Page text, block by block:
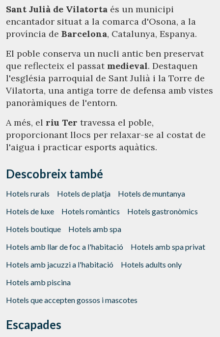
Sant Julià de Vilatorta és un municipi
encantador situat a la comarca d'Osona, a la
província de Barcelona, ​​Catalunya, Espanya.
El poble conserva un nucli antic ben preservat
que reflecteix el passat medieval. Destaquen
l'església parroquial de Sant Julià i la Torre de
Vilatorta, una antiga torre de defensa amb vistes
panoràmiques de l'entorn.
A més, el riu Ter travessa el poble,
proporcionant llocs per relaxar-se al costat de
l'aigua i practicar esports aquàtics.
Descobreix també
Hotels rurals Hotels de platja
Hotels de muntanya
Hotels de luxe
Hotels romàntics
Hotels gastronòmics
Hotels boutique
Hotels amb spa
Hotels amb llar de foc a l'habitació
Hotels amb spa privat
Hotels amb jacuzzi a l'habitació
Hotels adults only
Hotels amb piscina
Hotels que accepten gossos i mascotes
Escapades